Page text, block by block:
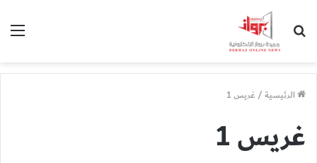
الرئيسية/غريس 1
غريس 1